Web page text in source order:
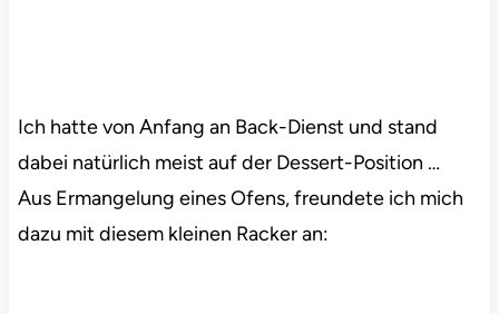
Ich hatte von Anfang an Back-Dienst und stand
dabei natürlich meist auf der Dessert-Position …
Aus Ermangelung eines Ofens, freundete ich mich
dazu mit diesem kleinen Racker an: